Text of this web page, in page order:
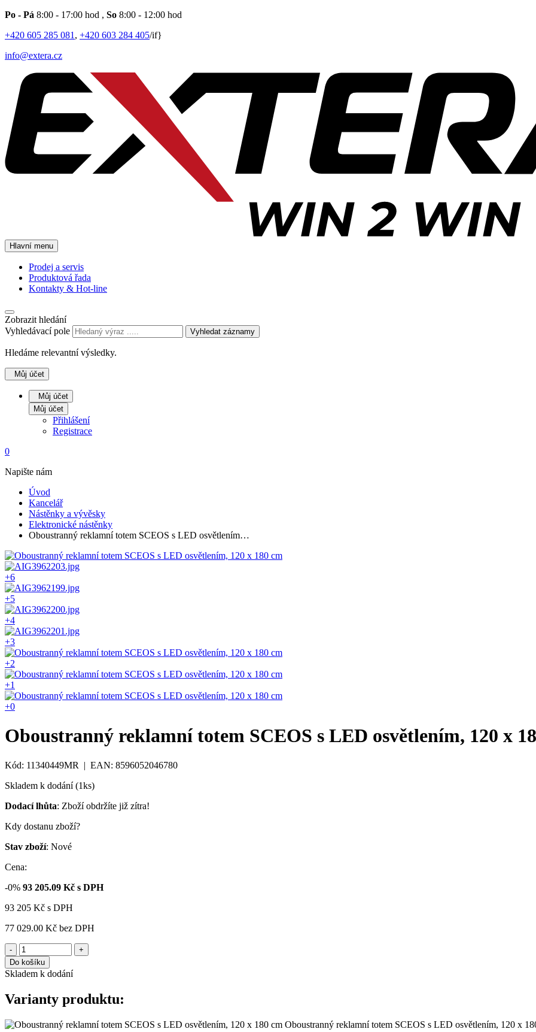
Po - Pá 8:00 - 17:00 hod , So 8:00 - 12:00 hod
+420 605 285 081 , +420 603 284 405/if}
info@extera.cz
Hlavní menu
Prodej a servis
Produktová řada
Kontakty & Hot-line
Zobrazit hledání
Vyhledávací pole
Vyhledat záznamy
Hledáme relevantní výsledky.
Můj účet
Můj účet
Můj účet
Přihlášení
Registrace
0
Napište nám
Úvod
Kancelář
Nástěnky a vývěsky
Elektronické nástěnky
Oboustranný reklamní totem SCEOS s LED osvětlením…
+6
+5
+4
+3
+2
+1
+0
Oboustranný reklamní totem SCEOS s LED osvětlením, 120 x
Kód: 11340449MR | EAN: 8596052046780
Skladem k dodání (1ks)
Dodací lhůta: Zboží obdržíte již zítra!
Kdy dostanu zboží?
Stav zboží: Nové
Cena:
-0% 93 205.09 Kč s DPH
93 205 Kč s DPH
77 029.00 Kč bez DPH
-
+
Do košíku
Skladem k dodání
Varianty produktu:
Oboustranný reklamní totem SCEOS s LED osvětlením, 120 x